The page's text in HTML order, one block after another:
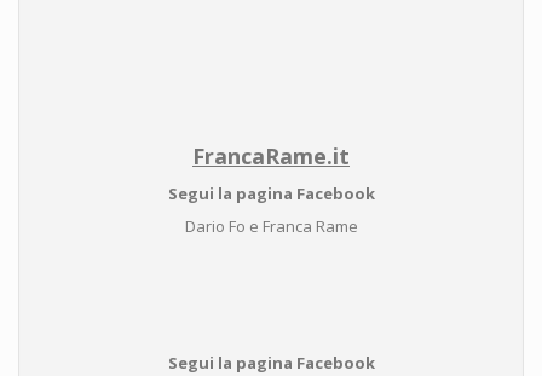
FrancaRame.it
Segui la pagina Facebook
Dario Fo e Franca Rame
Segui la pagina Facebook